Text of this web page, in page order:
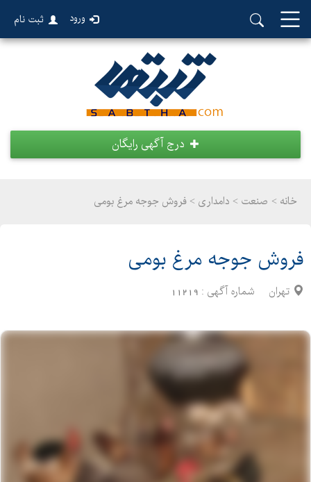
ورود ثبت نام
درج آگهی رایگان
خانه > صنعت > دامداری > فروش جوجه مرغ بومی
فروش جوجه مرغ بومی
تهران شماره آگهی : 11219